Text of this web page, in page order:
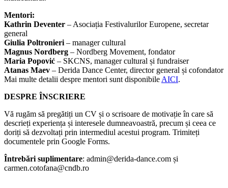
Mentori:
Kathrin Deventer – Asociația Festivalurilor Europene, secretar
general
Giulia Poltronieri – manager cultural
Magnus Nordberg – Nordberg Movement, fondator
Maria Popović – SKCNS, manager cultural și fundraiser
Atanas Maev – Derida Dance Center, director general și cofondator
Mai multe detalii despre mentori sunt disponibile AICI.
DESPRE ÎNSCRIERE
Vă rugăm să pregătiți un CV și o scrisoare de motivație în care să
descrieți experiența și interesele dumneavoastră, precum și ceea ce
doriți să dezvoltați prin intermediul acestui program. Trimiteți
documentele prin Google Forms.
Întrebări suplimentare: admin@derida-dance.com și
carmen.cotofana@cndb.ro